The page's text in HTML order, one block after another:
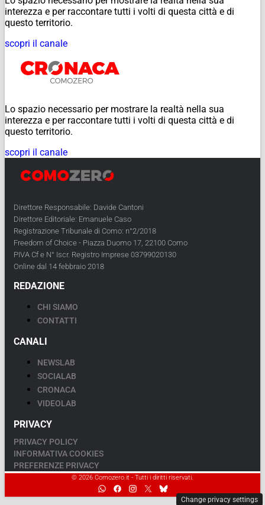
interezza e per raccontare tutti i volti di questa città e di
questo territorio.
scopri il canale
Lo spazio necessario per mostrare la realtà nella sua
interezza e per raccontare tutti i volti di questa città e di
questo territorio.
scopri il canale
Direttore Responsabile: Davide Cantoni
Direttore Editoriale: Emanuele Caso
Registrazione Tribunale di Como: n°2/2018
Freedom of Choice - Piazza Duomo 17, 22100 Como
PIVA Cf e N° Iscr. Registro Imprese 03799020130
Online dal 14 febbraio 2018
REDAZIONE
CHI SIAMO
CONTATTI
CANALI
NEWSLAB
SOCIALAB
CRONACA
VIDEOLAB
PRIVACY
PRIVACY POLICY
INFORMATIVA COOKIES
PREFERENZE PRIVACY
© 2026 Comozero.it - Tutti i diritti riservati.
Change privacy settings